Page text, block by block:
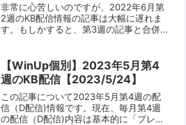
非常に心苦しいのですが、2022年6月第
2週のKB配信情報の記事は大幅に遅れま
す。もしかすると、第3週の記事と合併
し、早急に解決が必要なためです。ご容
赦、ご寛容ください。
【WinUp個別】2023年5月第4
週のKB配信【2023/5/24】
この記事について2023年5月第4週の配
信（D配信)情報です。現在、毎月第4週
の配信（D配信)内容は基本的に「プレビ